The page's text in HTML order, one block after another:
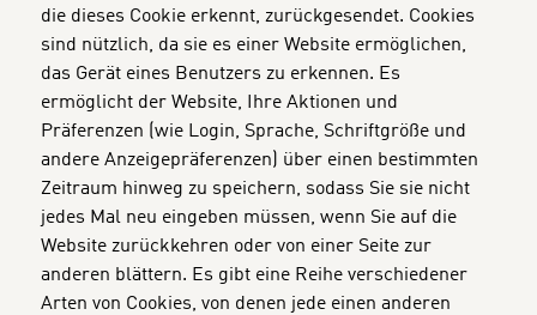
die dieses Cookie erkennt, zurückgesendet. Cookies
sind nützlich, da sie es einer Website ermöglichen,
das Gerät eines Benutzers zu erkennen. Es
ermöglicht der Website, Ihre Aktionen und
Präferenzen (wie Login, Sprache, Schriftgröße und
andere Anzeigepräferenzen) über einen bestimmten
Zeitraum hinweg zu speichern, sodass Sie sie nicht
jedes Mal neu eingeben müssen, wenn Sie auf die
Website zurückkehren oder von einer Seite zur
anderen blättern. Es gibt eine Reihe verschiedener
Arten von Cookies, von denen jede einen anderen